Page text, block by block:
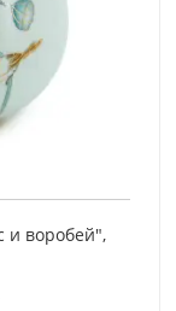
и воробей",